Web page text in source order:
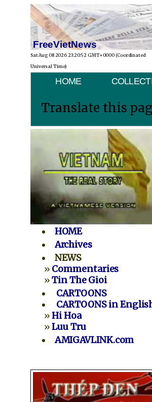
FreeVietNews
Sat Aug 08 2026 23:20:52 GMT+0000 (Coordinated
Universal Time)
HOME
Translate this
HOME
Archives
NEWS
» Commentaries
»Tin The Gioi
CARTOONS
CARTOONS in
»Hi Hoa
»Luu Tru
AMIGAVLINK.com